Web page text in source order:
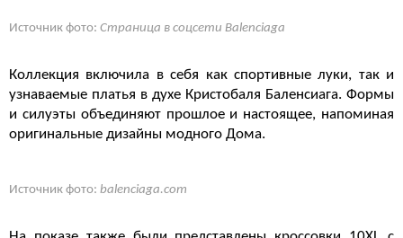
Источник фото: Страница в соцсети Balenciaga
Коллекция включила в себя как спортивные луки, так и
узнаваемые платья в духе Кристобаля Баленсиага. Формы
и силуэты объединяют прошлое и настоящее, напоминая
оригинальные дизайны модного Дома.
Источник фото: balenciaga.com